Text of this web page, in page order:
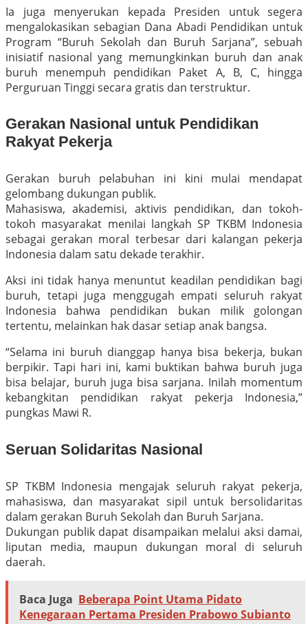
Ia juga menyerukan kepada Presiden untuk segera
mengalokasikan sebagian Dana Abadi Pendidikan untuk
Program “Buruh Sekolah dan Buruh Sarjana”, sebuah
inisiatif nasional yang memungkinkan buruh dan anak
buruh menempuh pendidikan Paket A, B, C, hingga
Perguruan Tinggi secara gratis dan terstruktur.
Gerakan Nasional untuk Pendidikan
Rakyat Pekerja
Gerakan buruh pelabuhan ini kini mulai mendapat
gelombang dukungan publik.
Mahasiswa, akademisi, aktivis pendidikan, dan tokoh-
tokoh masyarakat menilai langkah SP TKBM Indonesia
sebagai gerakan moral terbesar dari kalangan pekerja
Indonesia dalam satu dekade terakhir.
Aksi ini tidak hanya menuntut keadilan pendidikan bagi
buruh, tetapi juga menggugah empati seluruh rakyat
Indonesia bahwa pendidikan bukan milik golongan
tertentu, melainkan hak dasar setiap anak bangsa.
“Selama ini buruh dianggap hanya bisa bekerja, bukan
berpikir. Tapi hari ini, kami buktikan bahwa buruh juga
bisa belajar, buruh juga bisa sarjana. Inilah momentum
kebangkitan pendidikan rakyat pekerja Indonesia,”
pungkas Mawi R.
Seruan Solidaritas Nasional
SP TKBM Indonesia mengajak seluruh rakyat pekerja,
mahasiswa, dan masyarakat sipil untuk bersolidaritas
dalam gerakan Buruh Sekolah dan Buruh Sarjana.
Dukungan publik dapat disampaikan melalui aksi damai,
liputan media, maupun dukungan moral di seluruh
daerah.
Baca Juga Beberapa Point Utama Pidato
Kenegaraan Pertama Presiden Prabowo Subianto